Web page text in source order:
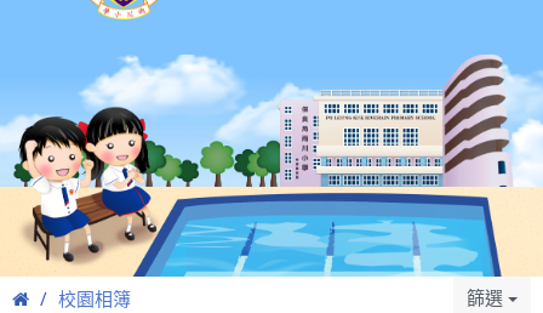
校園相簿 篩選